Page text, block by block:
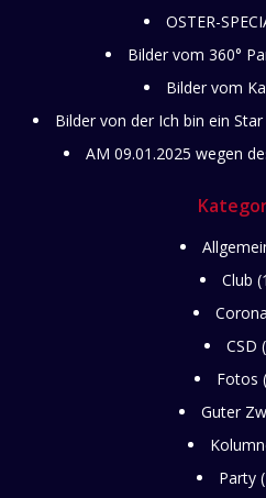
OSTER-
Bilder vom 360°
Bilder vom
Bilder von der Ich bin ein
AM 09.01.2025 wegen
Club
Corona
CSD
Fotos
Guter
Party